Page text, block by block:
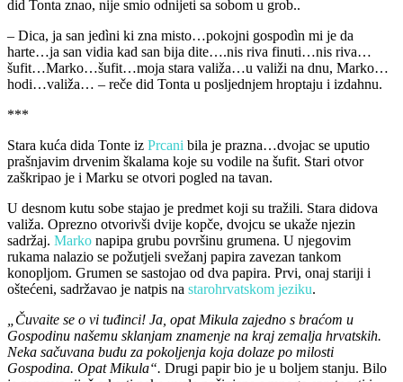
did Tonta znao, nije smio odnijeti sa sobom u grob..
– Dica, ja san jedìni ki zna misto…pokojni gospodìn mi je da
harte…ja san vidia kad san bija dite….nis riva finuti…nis riva…
šufit…Marko…šufit…moja stara valiža…u valiži na dnu, Marko…
hodi…valiža… – reče did Tonta u posljednjem hroptaju i izdahnu.
***
Stara kuća dida Tonte iz Prcani bila je prazna…dvojac se uputio
prašnjavim drvenim škalama koje su vodile na šufit. Stari otvor
zaškripao je i Marku se otvori pogled na tavan.
U desnom kutu sobe stajao je predmet koji su tražili. Stara didova
valiža. Oprezno otvorivši dvije kopče, dvojcu se ukaže njezin
sadržaj. Marko napipa grubu površinu grumena. U njegovim
rukama nalazio se požutjeli svežanj papira zavezan tankom
konopljom. Grumen se sastojao od dva papira. Prvi, onaj stariji i
oštećeni, sadržavao je natpis na starohrvatskom jeziku.
„Čuvaite se o vi tuđinci! Ja, opat Mikula zajedno s braćom u
Gospodinu našemu sklanjam znamenje na kraj zemalja hrvatskih.
Neka sačuvana budu za pokoljenja koja dolaze po milosti
Gospodina. Opat Mikula“. Drugi papir bio je u boljem stanju. Bilo